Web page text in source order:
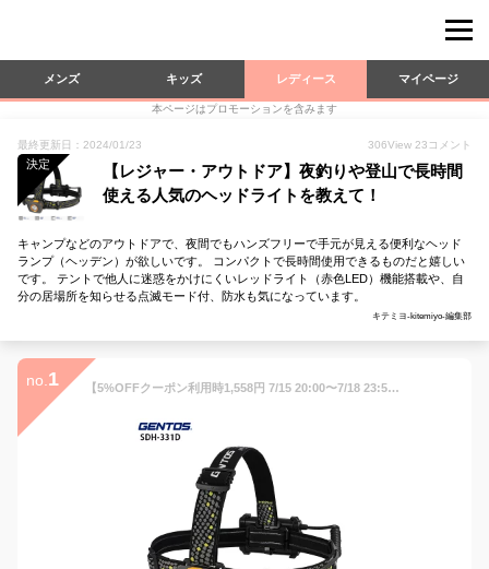
メンズ キッズ レディース マイページ
本ページはプロモーションを含みます
最終更新日：2024/01/23 306View 23 コメント
決定
【レジャー・アウトドア】夜釣りや登山で長時間
使える人気のヘッドライトを教えて！
キャンプなどのアウトドアで、夜間でもハンズフリーで手元が見える便利なヘッド
ランプ（ヘッデン）が欲しいです。 コンパクトで長時間使用できるものだと嬉しい
です。 テントで他人に迷惑をかけにくいレッドライト（赤色LED）機能搭載や、自
分の居場所を知らせる点滅モード付、防水も気になっています。
キテミヨ-kitemiyo-編集部
no. 1 【5%OFFクーポン利用時1,558円 7/15 20:00〜7/18 23:59】 ヘッドライト led 電池式 ジェントス GENTOS ヘッド ライト ledヘッドライト ヘルメット ledヘッドライト LEDヘッドランプ ヘッドランプ 210ルーメン LED 防水 IP64 高輝度 暖色 コンパクト 軽量 小型 送料無料